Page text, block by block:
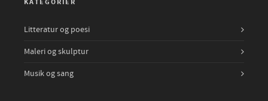
KATEGORIER
Litteratur og poesi
Maleri og skulptur
Musik og sang